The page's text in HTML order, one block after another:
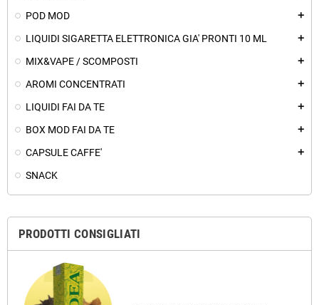
POD MOD add
LIQUIDI SIGARETTA ELETTRONICA GIA' PRONTI 10 ML add
MIX&VAPE / SCOMPOSTI add
AROMI CONCENTRATI add
LIQUIDI FAI DA TE add
BOX MOD FAI DA TE add
CAPSULE CAFFE' add
SNACK
PRODOTTI CONSIGLIATI